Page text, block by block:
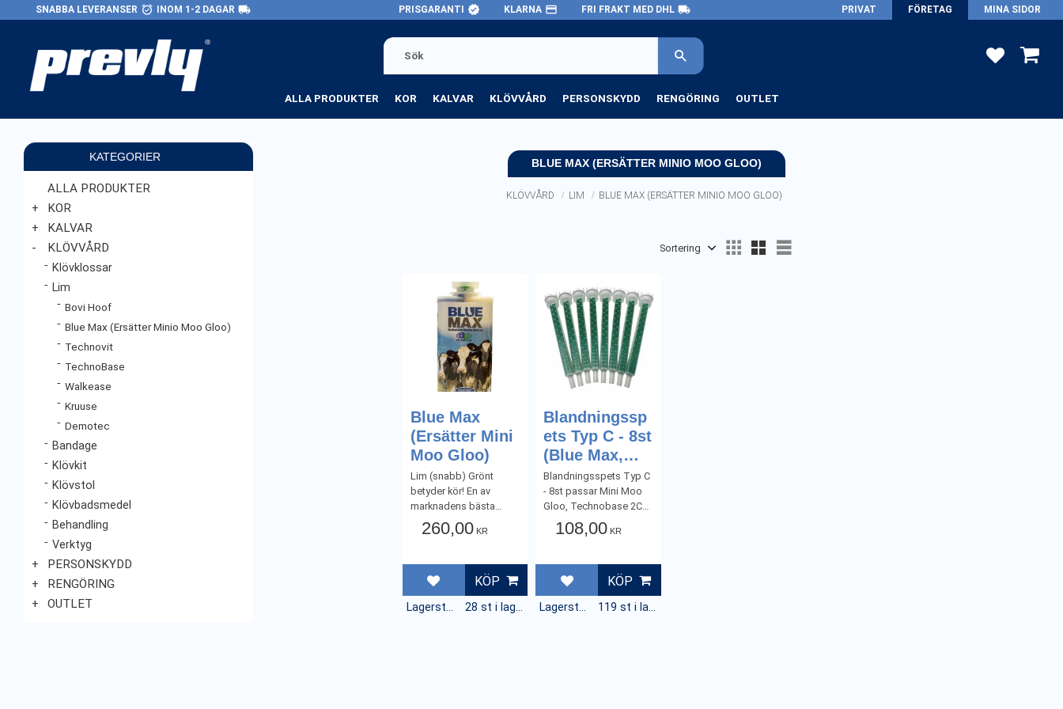
SNABBA LEVERANSER alarm_on INOM 1-2 DAGAR local_shipping PRISGARANTI verified KLARNA payment FRI FRAKT MED DHL local_shipping PRIVAT FÖRETAG MINA SIDOR
FAVORITER
ALLA PRODUKTER KOR KALVAR KLÖVVÅRD PERSONSKYDD RENGÖRING OUTLET
BLUE MAX (ERSÄTTER MINIO MOO GLOO)
KLÖVVÅRD LIM BLUE MAX (ERSÄTTER MINIO MOO GLOO)
Blue Max
(Ersätter Mini
Moo Gloo)
Lim (snabb) Grönt
betyder kör! En av
marknadens bästa
limmer!
260,00 KR
Lägg till i favoriter
Lagerstatus 28 st i lager
KÖP
Blandningssp
ets Typ C - 8st
(Blue Max,
Technobase
2CB, Bovi 2K-
Glue Extreme
& Fast)
Blandningsspets Typ C
- 8st passar Mini Moo
Gloo, Technobase 2CB
och Bovi Glue
Fast&Standard)
108,00KR
Lägg till i favoriter
Lagerstatus 119 st i lager
KÖP
KATEGORIER
ALLA PRODUKTER
KOR
KALVAR
KLÖVVÅRD
Klövklossar
Lim
Bovi Hoof
Blue Max (Ersätter Minio Moo Gloo)
Technovit
TechnoBase
Walkease
Kruuse
Demotec
Bandage
Klövkit
Klövstol
Klövbadsmedel
Behandling
Verktyg
PERSONSKYDD
RENGÖRING
OUTLET